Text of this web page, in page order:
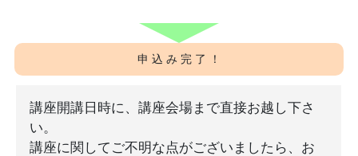
申 込 み 完 了 ！
講座開講日時に、講座会場まで直接お越し下さ
い。
講座に関してご不明な点がございましたら、お